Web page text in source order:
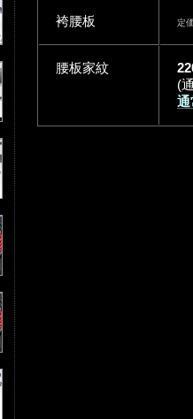
袴腰板 定
腰板家紋
(通
通